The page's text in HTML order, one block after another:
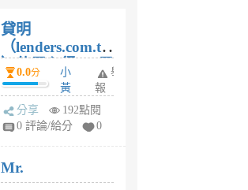
貸明
（lenders.com.tw
）使用心得 — 民
間貸款比較平台
體驗
0.0分
小
黃
蜂
1
舉
報
分享
192點閱
0 評論/給分
0
Mr.